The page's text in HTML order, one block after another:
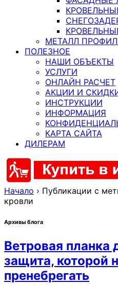
МЕТАЛЛ
ПОЛЕЗНОЕ
НАШИ ОБЪЕКТЫ
УСЛУГИ
ОНЛАЙН РАСЧЕТ
АКЦИИ И
ИНСТРУКЦИИ
ИНФОРМАЦИЯ
КАРТА САЙТА
ДИЛЕРАМ
Начало › Публикации с
кровли
Архивы блога
Ветровая планка
защита, которой
пренебрегать